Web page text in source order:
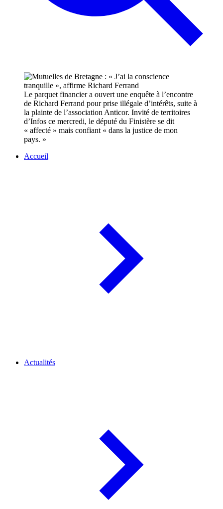
Le parquet financier a ouvert une enquête à l’encontre
de Richard Ferrand pour prise illégale d’intérêts, suite à
la plainte de l’association Anticor. Invité de territoires
d’Infos ce mercredi, le député du Finistère se dit
« affecté » mais confiant « dans la justice de mon
pays. »
Accueil
Actualités